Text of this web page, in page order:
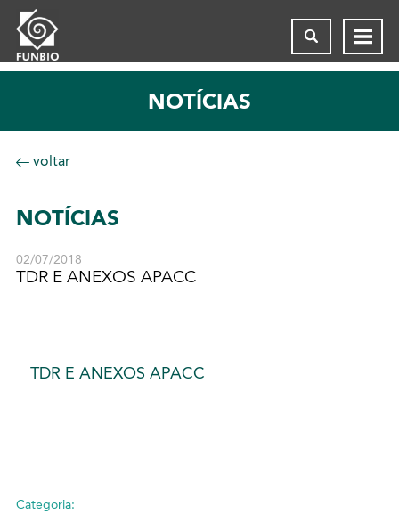
NOTÍCIAS
voltar
NOTÍCIAS
02/07/2018
TDR E ANEXOS APACC
TDR E ANEXOS APACC
Categoria: